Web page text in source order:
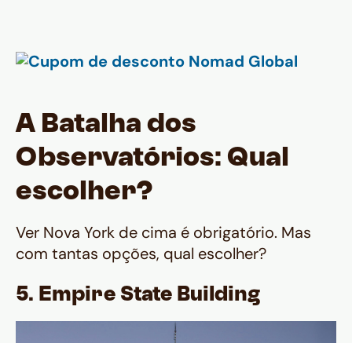
A Batalha dos
Observatórios: Qual
escolher?
Ver Nova York de cima é obrigatório. Mas
com tantas opções, qual escolher?
5. Empire State Building